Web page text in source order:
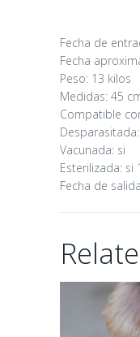
Fecha de
Fecha
Peso: 13 kilos
Medidas: 45
Compatible
Vacunada: si
Esterilizada: si
Fecha de
16/06/2026
02/06/2026